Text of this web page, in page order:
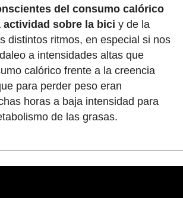
del consumo calórico
actividad sobre la bici y de la
distintos ritmos, en especial si nos
a intensidades altas que
calórico frente a la creencia
para perder peso eran
horas a baja intensidad para
de las grasas.